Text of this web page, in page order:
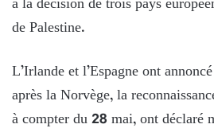
de Palestine.
L’Irlande et l’Espagne ont
après la Norvège, la
à compter du 28 mai, ont déclaré